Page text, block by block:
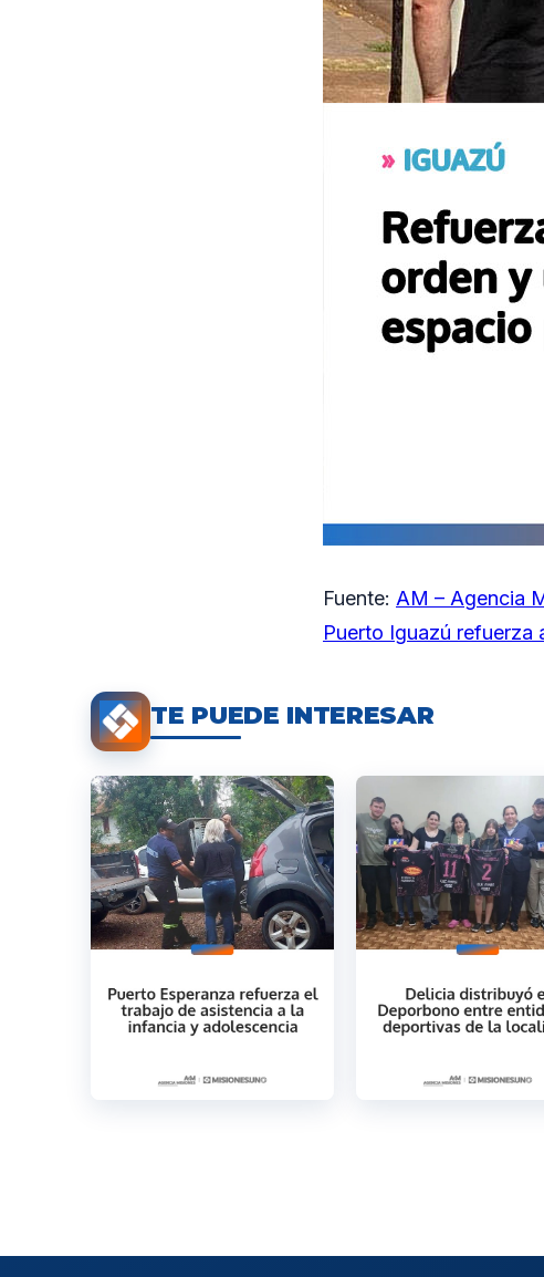
Fuente: AM – Agencia
Puerto Iguazú refuerza
TE PUEDE INTERESAR